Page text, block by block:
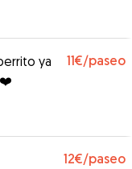
ya
11€/paseo
12€/paseo